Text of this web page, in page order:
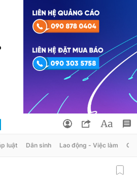
luật Dân sinh Lao động - Việc làm